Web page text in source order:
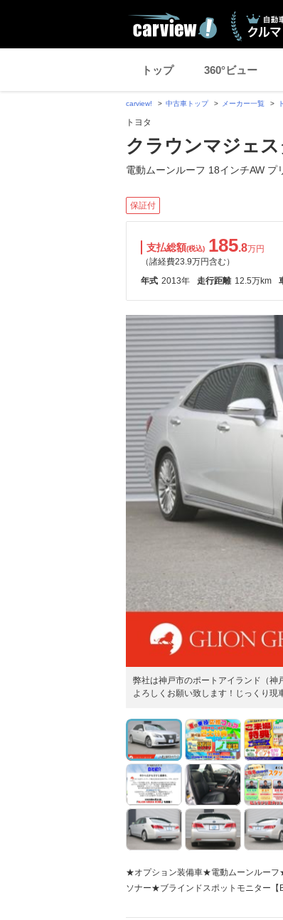
トップ 360°ビュー
carview! 中古車トップ メーカー一覧
トヨタ
クラウンマジェ
電動ムーンルーフ 18インチAW プ
保証付
支払総額(税込) 185.8万円
（諸経費23.9万円含む）
年式 2013年 走行距離 12.5万km
弊社は神戸市のポートアイランド（神
よろしくお願い致します！じっくり現
★オプション装備車★電動ムーンルー
ソナー★ブラインドスポットモニター【